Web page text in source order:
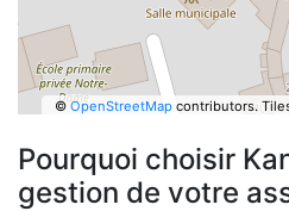
©OpenStreetMapcontributors.
Pourquoi choisir
gestion de votre